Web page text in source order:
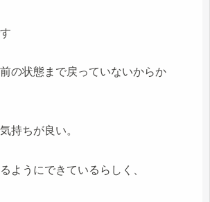
の状態まで戻っていないからか
持ちが良い。
ようにできているらしく、